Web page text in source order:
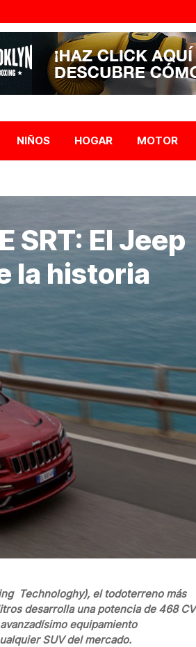
NIÑOS HOGAR MOTOR
SRT: El Jeep
la historia
Technologhy), el todoterreno más
desarrolla una potencia de 468 CV
equipamiento
SUV del mercado.